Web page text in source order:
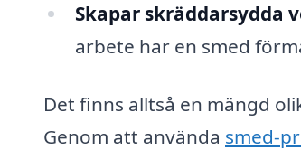
Skapar skräddarsydda
arbete har en smed
Det finns alltså en mängd
Genom att använda smed-